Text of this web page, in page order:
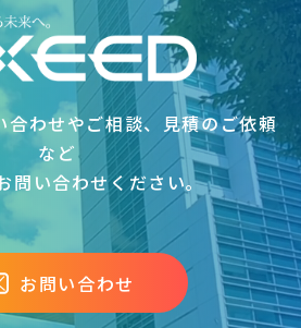
合わせやご相談、見積のご依頼
など
問い合わせください｡
お問い合わせ